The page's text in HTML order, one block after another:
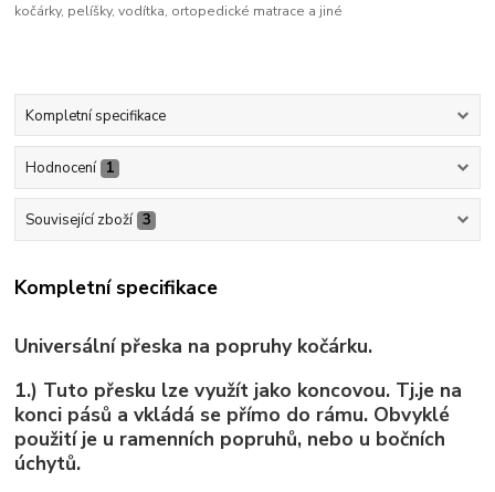
kočárky, pelíšky, vodítka, ortopedické matrace a jiné
Kompletní specifikace
Hodnocení 1
Související zboží 3
Kompletní specifikace
Universální přeska na popruhy kočárku.
1.) Tuto přesku lze využít jako koncovou. Tj.je na
konci pásů a vkládá se přímo do rámu. Obvyklé
použití je u ramenních popruhů, nebo u bočních
úchytů.